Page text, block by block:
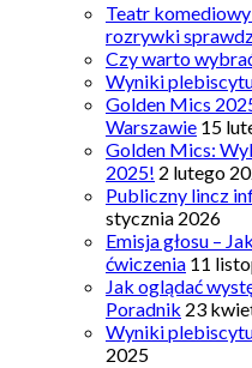
Teatr
rozrywki
Czy warto
Wyniki
Golden Mics
Warszawie 15
Golden Mics:
2025! 2 lutego
Publiczny lincz
stycznia 2026
Emisja głosu –
ćwiczenia 11
Jak oglądać
Poradnik 23
Wyniki
2025